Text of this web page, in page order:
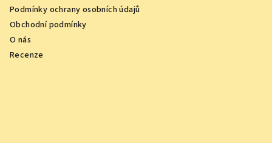
Podmínky ochrany osobních údajů
Obchodní podmínky
O nás
Recenze